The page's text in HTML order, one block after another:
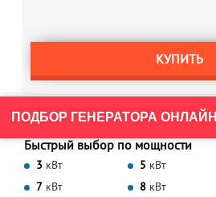
КУПИТЬ
Быстрый выбор по мощности
3 кВт 5 кВт
7 кВт 8 кВт
ПОДБОР ГЕНЕРАТОРА ОНЛАЙН